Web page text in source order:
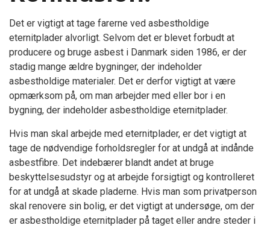
Det er vigtigt at tage farerne ved asbestholdige
eternitplader alvorligt. Selvom det er blevet forbudt at
producere og bruge asbest i Danmark siden 1986, er der
stadig mange ældre bygninger, der indeholder
asbestholdige materialer. Det er derfor vigtigt at være
opmærksom på, om man arbejder med eller bor i en
bygning, der indeholder asbestholdige eternitplader.
Hvis man skal arbejde med eternitplader, er det vigtigt at
tage de nødvendige forholdsregler for at undgå at indånde
asbestfibre. Det indebærer blandt andet at bruge
beskyttelsesudstyr og at arbejde forsigtigt og kontrolleret
for at undgå at skade pladerne. Hvis man som privatperson
skal renovere sin bolig, er det vigtigt at undersøge, om der
er asbestholdige eternitplader på taget eller andre steder i